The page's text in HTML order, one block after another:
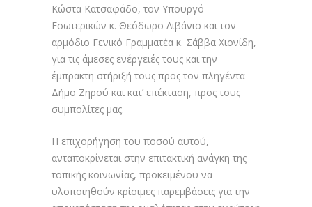
Κώστα Κατσαφάδο, τον Υπουργό
Εσωτερικών κ. Θεόδωρο Λιβάνιο και τον
αρμόδιο Γενικό Γραμματέα κ. Σάββα Χιονίδη,
για τις άμεσες ενέργειές τους και την
έμπρακτη στήριξή τους προς τον πληγέντα
Δήμο Ζηρού και κατ’ επέκταση, προς τους
συμπολίτες μας.
Η επιχορήγηση του ποσού αυτού,
ανταποκρίνεται στην επιτακτική ανάγκη της
τοπικής κοινωνίας, προκειμένου να
υλοποιηθούν κρίσιμες παρεμβάσεις για την